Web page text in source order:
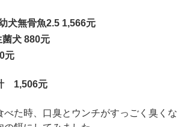
犬無骨魚2.5 1,566元
犬 880元
元
1,506元
べた時、口臭とウンチがすっごく臭くな